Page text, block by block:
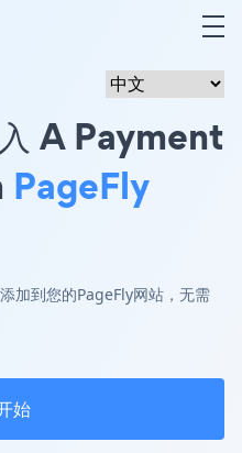
A Payment
PageFly
加到您的PageFly网站，无需
始